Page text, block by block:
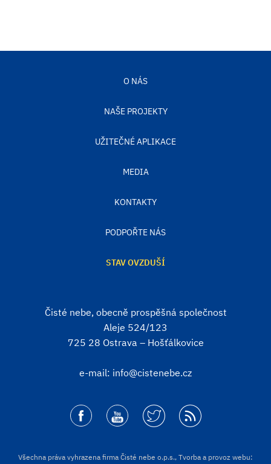
O NÁS
NAŠE PROJEKTY
UŽITEČNÉ APLIKACE
MEDIA
KONTAKTY
PODPOŘTE NÁS
STAV OVZDUŠÍ
Čisté nebe, obecně prospěšná společnost
Aleje 524/123
725 28 Ostrava – Hošťálkovice
e-mail: info@cistenebe.cz
Všechna práva vyhrazena firma Čisté nebe o.p.s., Tvorba a provoz webu: